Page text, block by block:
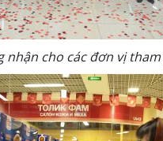
nhận cho các đơn vị